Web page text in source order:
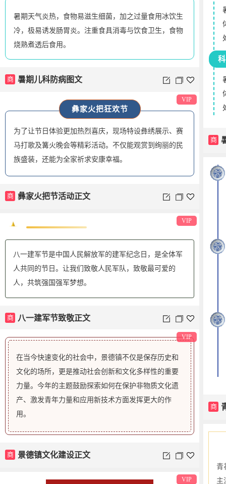
商
暑期天气炎热，食物易滋生细菌，加之过量食用冰饮生
冷，极易诱发肠胃炎。注重食具消毒与饮食卫生，食物
烧熟煮透后食用。
商 暑期儿科防病图文
彝家火把狂欢节
为了让节日体验更加热烈喜庆，现场特设彝绣展示、赛
马打歌及篝火晚会等精彩活动。不仅能观赏到绚丽的民
族盛装，还能为全家祈求安康幸福。
商 彝家火把节活动正文
VIP
商
八一建军节是中国人民解放军的建军纪念日，是全体军
人共同的节日。让我们致敬人民军队，致敬最可爱的
人，共筑强国强军梦想。
商 八一建军节致敬正文
VIP
在当今快速变化的社会中，景德镇不仅是保存历史和
文化的场所，更是推动社会创新和文化多样性的重要
力量。今年的主题鼓励探索如何在保护非物质文化遗
产、激发青年力量和应用新技术方面发挥更大的作
用。
商 景德镇文化建设正文
VIP
青
VIP